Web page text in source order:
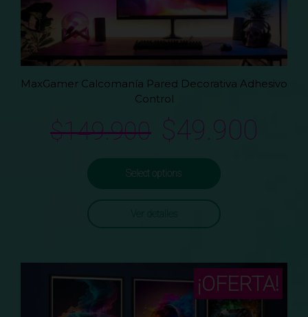
MaxGamer Calcomanía Pared Decorativa Adhesivo
Control
$149.900 $49.900
Select options
¡OFERTA!